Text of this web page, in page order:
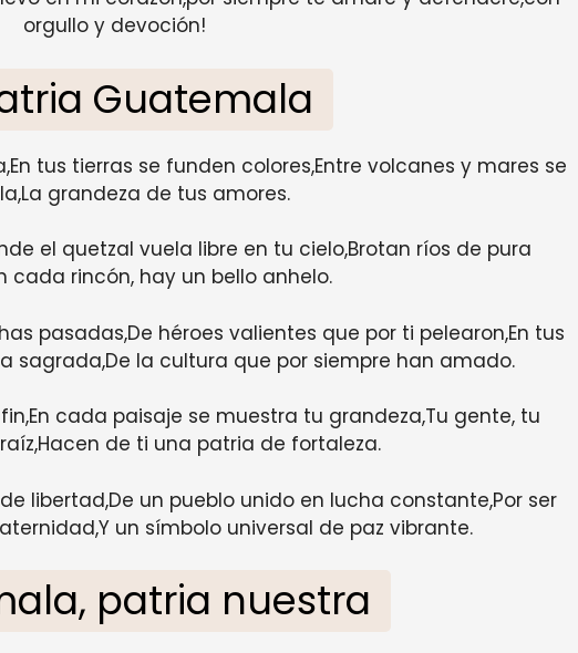
orgullo y devoción!
Guatemala
tus tierras se funden colores,Entre volcanes y mares se
grandeza de tus amores.
el quetzal vuela libre en tu cielo,Brotan ríos de pura
cada rincón, hay un bello anhelo.
pasadas,De héroes valientes que por ti pelearon,En tus
sagrada,De la cultura que por siempre han amado.
cada paisaje se muestra tu grandeza,Tu gente, tu
de ti una patria de fortaleza.
libertad,De un pueblo unido en lucha constante,Por ser
un símbolo universal de paz vibrante.
patria nuestra